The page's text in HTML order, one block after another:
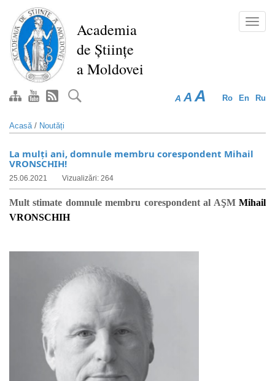
conţinutul
principal
Academia
de Științe
a Moldovei
Ro En Ru
A A A
Acasă/ Noutăți
La mulți ani, domnule membru corespondent Mihail
VRONSCHIH!
25.06.2021 Vizualizări: 264
Mult stimate domnule membru corespondent al AŞMMihail
VRONSCHIH